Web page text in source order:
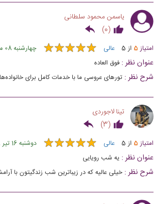
یاسمن محمود سلطانی
(
0
)
امتیاز5 از 5 عالی ★★★★★
★★★★★ چهارشنبه 08 مرداد 1399
عنوان نظر : فوق العاده
شرح نظر : تورهای عروسی ما با خدمات کامل برای
تینا لاجوردی
(
3
)
امتیاز5 از 5 عالی ★★★★★
★★★★★ دوشنبه 16 تیر 1399
عنوان نظر : یه شب رویایی
شرح نظر : خیلی عالیه که در زیباترین شب زندگیتون با